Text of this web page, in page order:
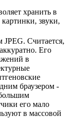
хранить в
звуки,
JPEG. Считается,
Его
в
браузером -
его мало
в массовой